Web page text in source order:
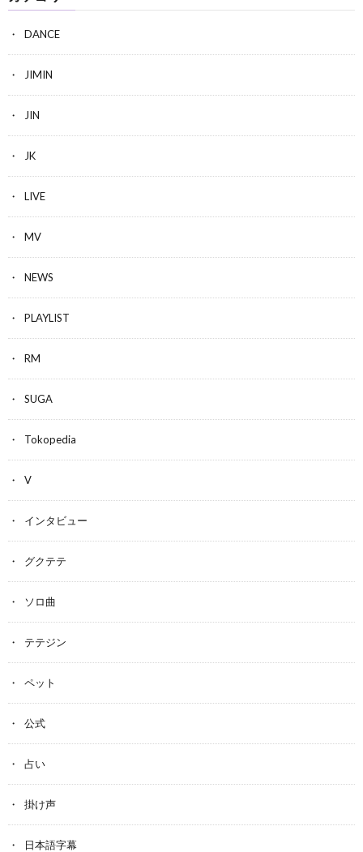
DANCE
JIMIN
JIN
JK
LIVE
MV
NEWS
PLAYLIST
RM
SUGA
Tokopedia
V
インタビュー
グクテテ
ソロ曲
テテジン
ペット
公式
占い
掛け声
日本語字幕